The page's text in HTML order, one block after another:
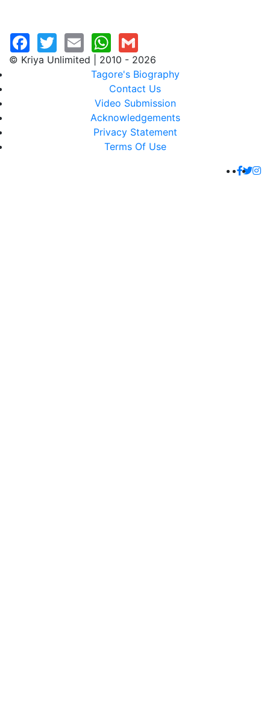
© Kriya Unlimited | 2010 - 2026
Tagore's Biography
Contact Us
Video Submission
Acknowledgements
Privacy Statement
Terms Of Use